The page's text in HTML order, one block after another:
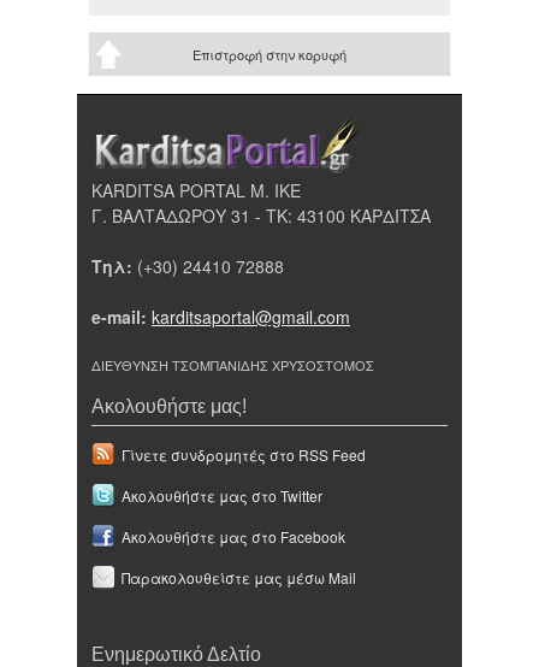
Επιστροφή στην κορυφή
KARDITSA PORTAL Μ. ΙΚΕ
Γ. ΒΑΛΤΑΔΩΡΟΥ 31 - ΤΚ: 43100 ΚΑΡΔΙΤΣΑ
Τηλ: (+30) 24410 72888
e-mail: karditsaportal@gmail.com
ΔΙΕΥΘΥΝΣΗ ΤΣΟΜΠΑΝΙΔΗΣ ΧΡΥΣΟΣΤΟΜΟΣ
Ακολουθήστε μας!
Γίνετε συνδρομητές στο RSS Feed
Ακολουθήστε μας στο Twitter
Ακολουθήστε μας στο Facebook
Παρακολουθείστε μας μέσω Mail
Ενημερωτικό Δελτίο